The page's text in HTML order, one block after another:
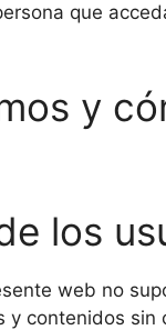
que
y
los
web no
contenidos